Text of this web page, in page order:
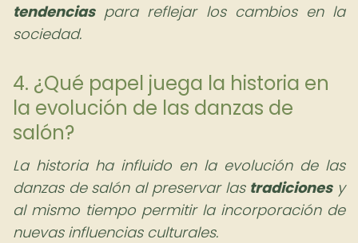
tendenciaspara reflejar los cambios en la
sociedad.
4. ¿Qué papel juega la historia en
la evolución de las danzas de
salón?
La historia ha influido en la evolución de las
danzas de salón al preservar las tradicionesy
al mismo tiempo permitir la incorporación de
nuevas influencias culturales.